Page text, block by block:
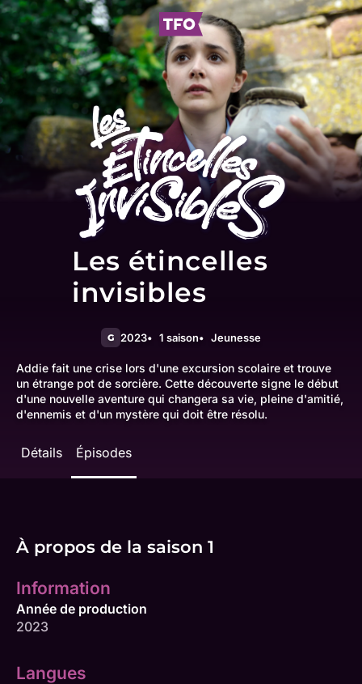
Les étincelles
invisibles
G 2023 1 saison Jeunesse
Addie fait une crise lors d'une excursion scolaire et trouve
un étrange pot de sorcière. Cette découverte signe le début
d'une nouvelle aventure qui changera sa vie, pleine d'amitié,
d'ennemis et d'un mystère qui doit être résolu.
Détails Épisodes
À propos de la saison 1
Information
Année de production
2023
Langues